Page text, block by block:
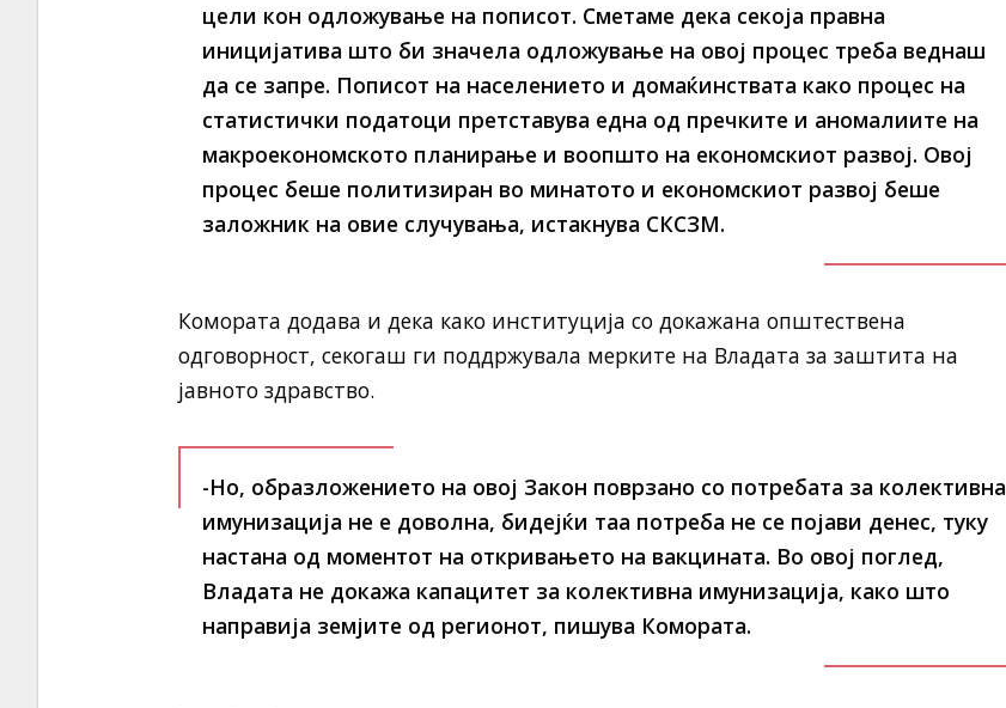
цели кон одложување на пописот. Сметаме дека секоја правна
иницијатива што би значела одложување на овој процес треба веднаш
да се запре. Пописот на населението и домаќинствата како процес на
статистички податоци претставува една од пречките и аномалиите на
макроекономското планирање и воопшто на економскиот развој. Овој
процес беше политизиран во минатото и економскиот развој беше
заложник на овие случувања, истакнува СКСЗМ.
Комората додава и дека како институција со докажана општествена
одговорност, секогаш ги поддржувала мерките на Владата за заштита на
јавното здравство.
-Но, образложението на овој Закон поврзано со потребата за колективна
имунизација не е доволна, бидејќи таа потреба не се појави денес, туку
настана од моментот на откривањето на вакцината. Во овој поглед,
Владата не докажа капацитет за колективна имунизација, како што
направија земјите од регионот, пишува Комората.